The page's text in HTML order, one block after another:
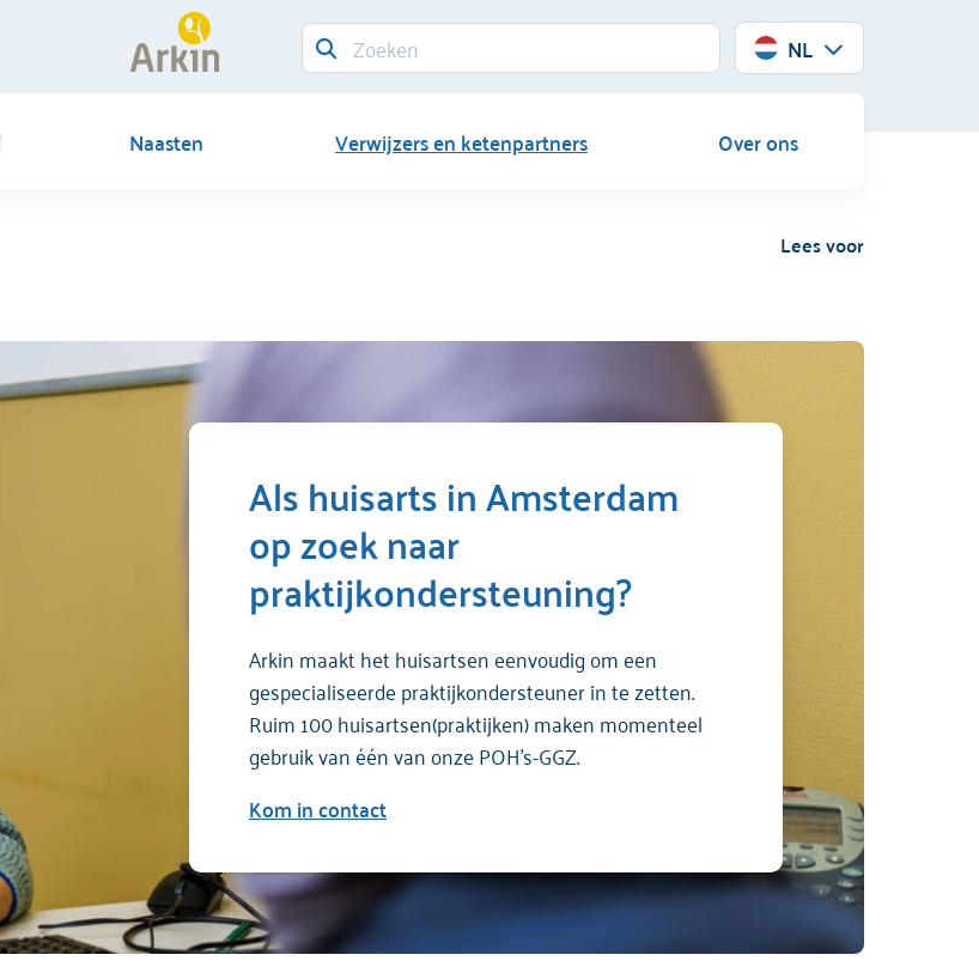
NL
Naasten Verwijzers en ketenpartners Over ons
Lees voor
Als huisarts in Amsterdam
op zoek naar
praktijkondersteuning?
Arkin maakt het huisartsen eenvoudig om een
gespecialiseerde praktijkondersteuner in te zetten.
Ruim 100 huisartsen(praktijken) maken momenteel
gebruik van één van onze POH’s-GGZ.
Kom in contact